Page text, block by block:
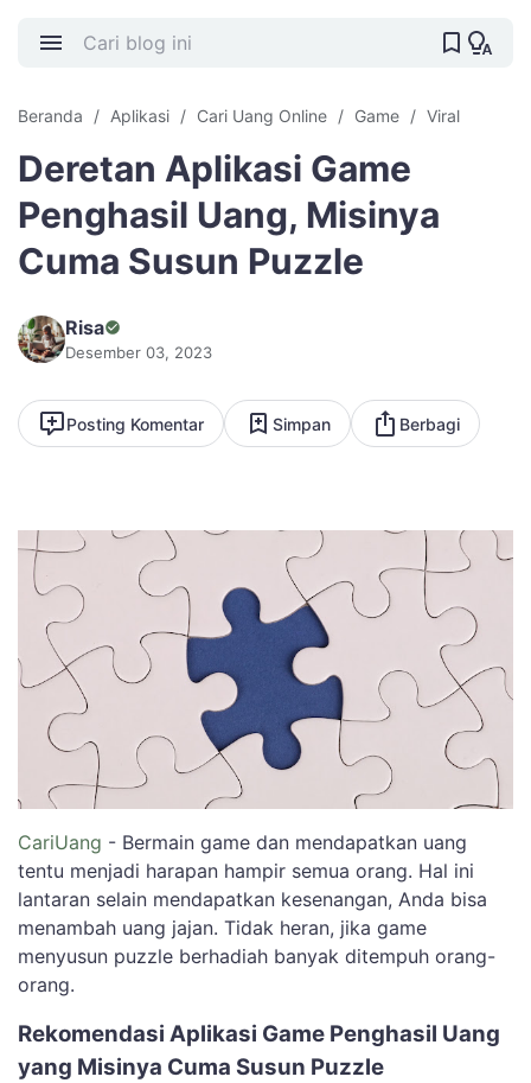
Beranda Aplikasi Cari Uang Online Game Viral
Deretan Aplikasi Game
Penghasil Uang, Misinya
Cuma Susun Puzzle
Risa
Desember 03, 2023
Posting Komentar Simpan Berbagi
CariUang - Bermain game dan mendapatkan uang
tentu menjadi harapan hampir semua orang. Hal ini
lantaran selain mendapatkan kesenangan, Anda bisa
menambah uang jajan. Tidak heran, jika game
menyusun puzzle berhadiah banyak ditempuh orang-
orang.
Rekomendasi Aplikasi Game Penghasil Uang
yang Misinya Cuma Susun Puzzle